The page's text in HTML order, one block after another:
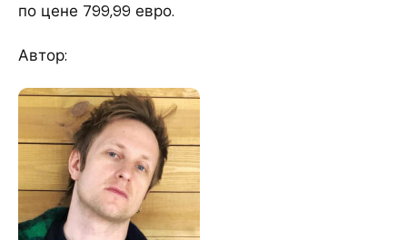
по цене 799,99 евро.
Автор: